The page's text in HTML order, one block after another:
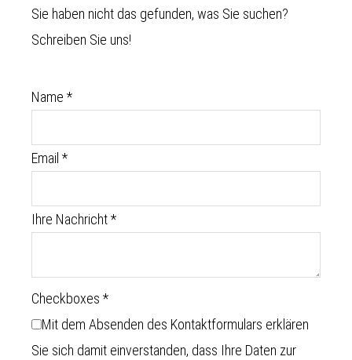
Sie haben nicht das gefunden, was Sie suchen?
Schreiben Sie uns!
Name *
Email *
Ihre Nachricht*
Checkboxes *
Mit dem Absenden des Kontaktformulars erklären
Sie sich damit einverstanden, dass Ihre Daten zur